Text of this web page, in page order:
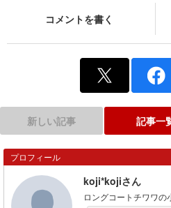
コメントを書く
新しい記事 記事一
プロフィール
koji*kojiさん
ロングコートチワワの